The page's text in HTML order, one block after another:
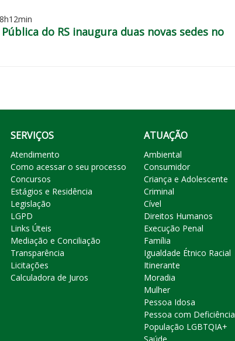
do RS inaugura duas novas sedes no
SERVIÇOS
Atendimento
Como acessar o seu processo
Concursos
Estágios e Residência
Legislação
LGPD
Links Úteis
Mediação e Conciliação
Transparência
Licitações
Calculadora de Juros
ATUAÇÃO
Ambiental
Consumidor
Criança e Adolescente
Criminal
Cível
Direitos Humanos
Execução Penal
Família
Igualdade Étnico Racial
Itinerante
Moradia
Mulher
Pessoa Idosa
Pessoa com Deficiência
População LGBTQIA+